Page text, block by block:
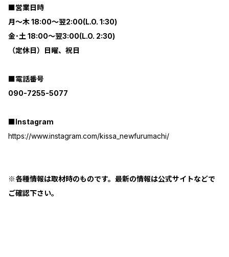
■営業日時
月～木 18:00～翌2:00(L.O. 1:30)
金･土 18:00～翌3:00(L.O. 2:30)
（定休日）日曜、祝日
■電話番号
090-7255-5077
■Instagram
https://www.instagram.com/kissa_newfurumachi/
※各種情報は取材時のものです。最新の情報は公式サイトなどで
ご確認下さい。